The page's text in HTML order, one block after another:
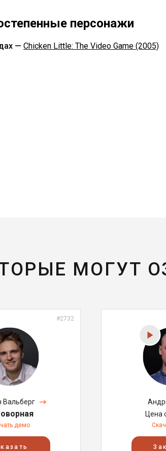
персонажи
— Chicken Little: The Video Game (2005)
МОГУТ
#2732
Вальберг
демо
Цена